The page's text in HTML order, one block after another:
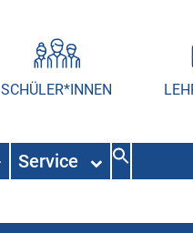
SCHÜLER*INNEN
Service